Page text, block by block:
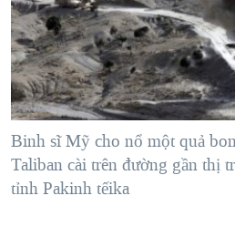
"Tìm"NGƯỜI VIỆT HẢI NGOẠI
ĐỜI SỐNG
KINH TẾ
KHOA HỌC
SỨC KHOẺ
VĂN HOÁ
TẠI
HÀNH TRÌNH BẦU CỬ 2024
MỘT NĂM CHIẾN TRANH TẠI
GIẢI MÃ VÀNH ĐAI & CON
NGÀY TỊ NẠN THẾ GIỚI
TRỊNH VĨNH BÌNH - NGƯỜI HẠ
VIDEO
NGHE
MẠNG XÃ HỘI
Ngôn ngữ khác
Binh sĩ Mỹ cho nổ một quả
Taliban cài trên đường gần thị
tỉnh Pakinh tếika